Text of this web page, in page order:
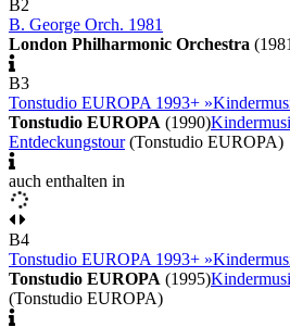
B2
B. George Orch. 1981
London Philharmonic Orchestra
B3
Tonstudio EUROPA 1993+
Tonstudio EUROPA (1990)
Entdeckungstour (Tonstudio EUROPA)
auch enthalten in
B4
Tonstudio EUROPA 1993+
Tonstudio EUROPA (1995)
(Tonstudio EUROPA)